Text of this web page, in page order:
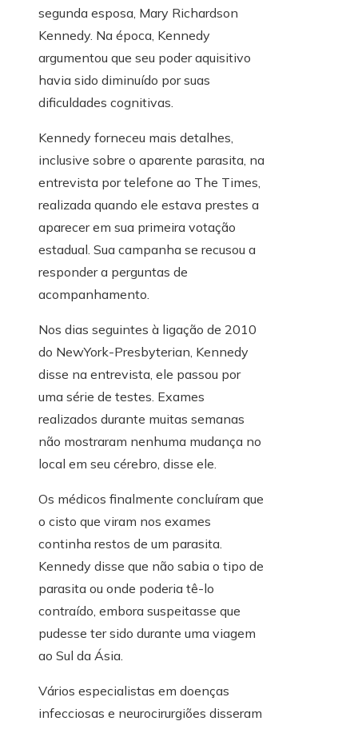
segunda esposa, Mary Richardson
Kennedy. Na época, Kennedy
argumentou que seu poder aquisitivo
havia sido diminuído por suas
dificuldades cognitivas.
Kennedy forneceu mais detalhes,
inclusive sobre o aparente parasita, na
entrevista por telefone ao The Times,
realizada quando ele estava prestes a
aparecer em sua primeira votação
estadual. Sua campanha se recusou a
responder a perguntas de
acompanhamento.
Nos dias seguintes à ligação de 2010
do NewYork-Presbyterian, Kennedy
disse na entrevista, ele passou por
uma série de testes. Exames
realizados durante muitas semanas
não mostraram nenhuma mudança no
local em seu cérebro, disse ele.
Os médicos finalmente concluíram que
o cisto que viram nos exames
continha restos de um parasita.
Kennedy disse que não sabia o tipo de
parasita ou onde poderia tê-lo
contraído, embora suspeitasse que
pudesse ter sido durante uma viagem
ao Sul da Ásia.
Vários especialistas em doenças
infecciosas e neurocirurgiões disseram